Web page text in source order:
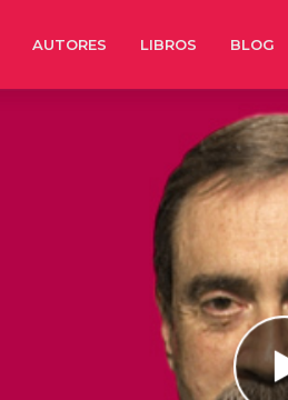
AUTORES LIBROS BLOG